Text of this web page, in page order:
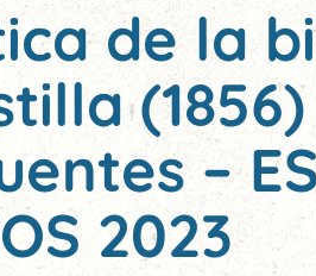
de la
–
2023